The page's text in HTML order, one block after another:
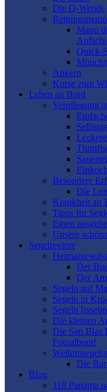
Die Q-Wende
Mann
Quick-
Ankern
Kurse zum
Leben an Bord
Verpflegung
Besondere
Die
Krankheit an
Tipps für
Einen
Unsere
Segelreviere
Der
Der
Segeln auf
Segeln in
Segeln
Die kleinen
Die San Blas
Fotoalbum!
Die
Blog
118 Panama